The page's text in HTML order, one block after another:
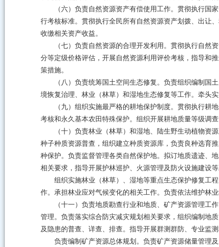
（六）负责自然资源资产有偿使用工作。贯彻执行
行考核标准。贯彻执行全民所有自然资源资产划拨、出让
收缴相关资产收益。
（七）负责自然资源的合理开发利用。贯彻执行自
分等定级价格评估，开展自然资源利用评价考核，指导和
策措施。
（八）负责统筹国土空间生态修复。负责组织编制
境恢复治理、林业（林草）和湿地生态修复等工作。牵头
（九）组织实施最严格的耕地保护制度。贯彻执行
考核和永久基本农田特殊保护。组织开展耕地质量等级调
（十）负责林业（林草）和湿地、陆生野生动植物
种子种质资源普查，组织建立种质资源库，负责良种选育
种保护。负责监督管理各类自然保护地。拟订地质遗迹、
相关要求，指导开展护林巡护、火源管理及防火设施建设
组织实施林业（林草）、湿地等重点生态保护修复工
作。承担林业应对气候变化的相关工作。负责依法维护林
（十一）负责地质勘查行业和地质、矿产资源管理
管理。负责落实综合防灾减灾规划相关要求，组织编制地
及隐患的普查、详查、排查。指导开展群测群防、专业监
负责编制矿产资源总体规划。负责矿产资源储量管理